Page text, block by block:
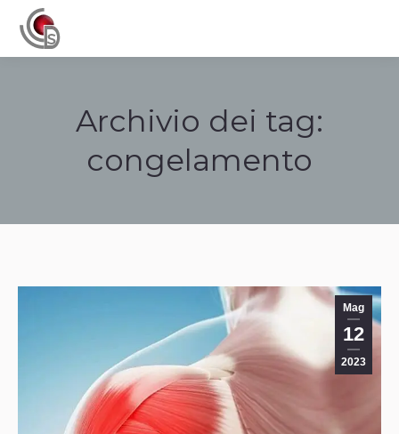
Archivio dei tag:
congelamento
Mag
12
2023